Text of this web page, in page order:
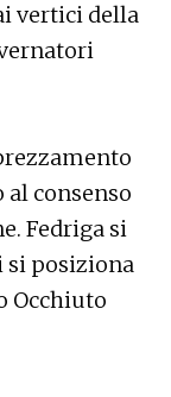
vertici della
consenso
Fedriga si
si posiziona
Occhiuto